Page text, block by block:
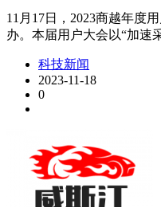
11月17日，2023商越年度
办。本届用户大会以“加速
科技新闻
2023-11-18
0